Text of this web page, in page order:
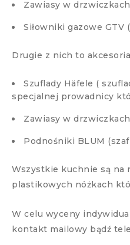
Zawiasy w
Siłowniki gazowe GTV
Drugie z nich to akcesoria
Szuflady Häfele (
specjalnej prowadnicy
Zawiasy w
Podnośniki BLUM
Wszystkie kuchnie są na
plastikowych nóżkach
W celu wyceny
kontakt mailowy bądź